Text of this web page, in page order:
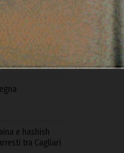
all’aeroporto:
senza
e hashish
tra Cagliari